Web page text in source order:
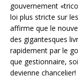
gouvernement
loi plus stricte sur
affirme que le
des gigantesques
rapidement par le
que gestionnaire,
devienne